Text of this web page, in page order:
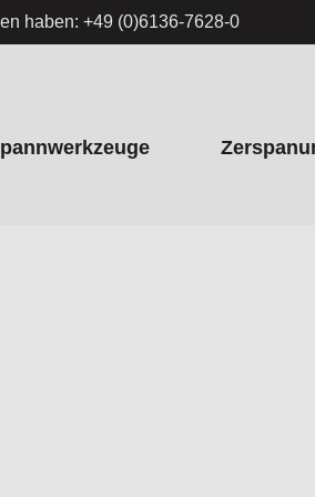
haben: +49 (0)6136-7628-0